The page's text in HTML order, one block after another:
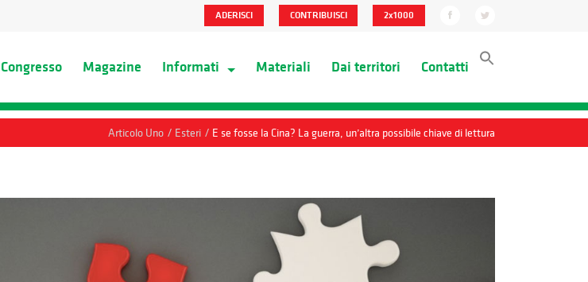
ADERISCI CONTRIBUISCI 2x1000
Congresso Magazine Informati Materiali Dai territori Contatti
Articolo Uno / Esteri / E se fosse la Cina? La guerra, un’altra possibile chiave di lettura